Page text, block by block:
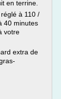
en terrine.
à 110 /
40 minutes
votre
extra de